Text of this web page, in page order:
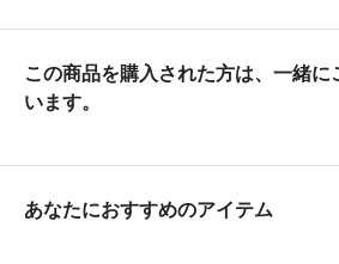
この商品を購入された方は、一緒に
います。
あなたにおすすめのアイテム